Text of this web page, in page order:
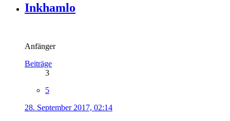
Inkhamlo
Anfänger
Beiträge
3
5
28. September 2017, 02:14